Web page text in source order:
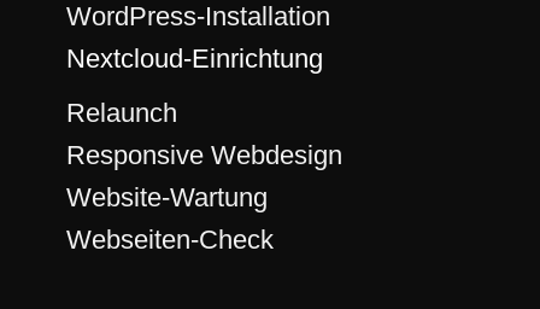
WordPress-Installation
Nextcloud-Einrichtung
Relaunch
Responsive Webdesign
Website-Wartung
Webseiten-Check